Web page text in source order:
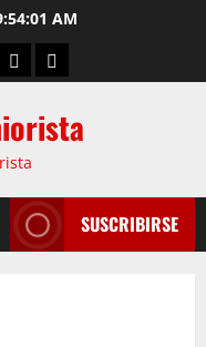
AM
SUSCRIBIRSE